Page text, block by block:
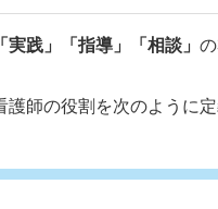
「実践」「指導」「相談」
護師の役割を次のように定